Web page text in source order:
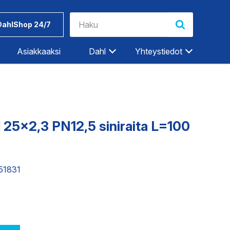
24/7
Salo
Asiakkaaksi Dahl Yhteystiedot
PN12,5 siniraita L=100